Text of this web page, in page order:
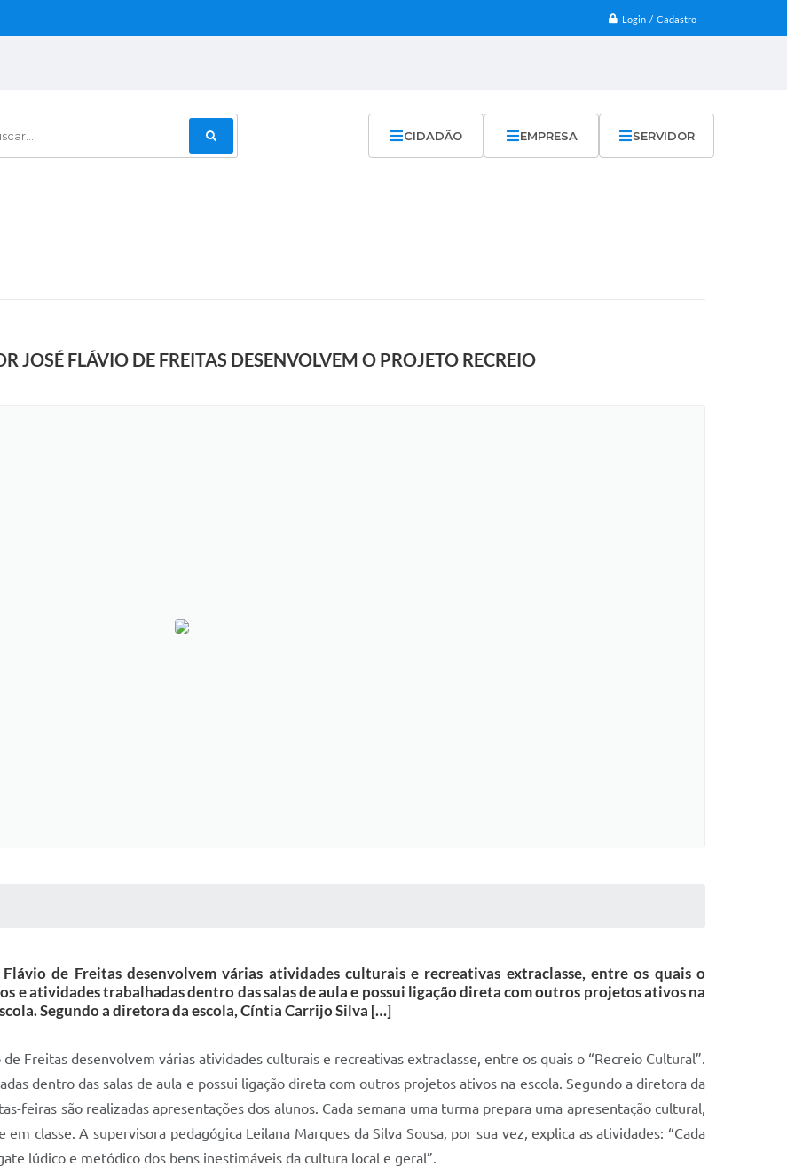
Login / Cadastro
CIDADÃO EMPRESA SERVIDOR
JOSÉ FLÁVIO DE FREITAS DESENVOLVEM O PROJETO RECREIO
de Freitas desenvolvem várias atividades culturais e recreativas extraclasse, entre os quais o
e atividades trabalhadas dentro das salas de aula e possui ligação direta com outros projetos ativos na
Segundo a diretora da escola, Cíntia Carrijo Silva […]
Freitas desenvolvem várias atividades culturais e recreativas extraclasse, entre os quais o “Recreio Cultural”.
dentro das salas de aula e possui ligação direta com outros projetos ativos na escola. Segundo a diretora da
feiras são realizadas apresentações dos alunos. Cada semana uma turma prepara uma apresentação cultural,
classe. A supervisora pedagógica Leilana Marques da Silva Sousa, por sua vez, explica as atividades: “Cada
lúdico e metódico dos bens inestimáveis da cultura local e geral”.